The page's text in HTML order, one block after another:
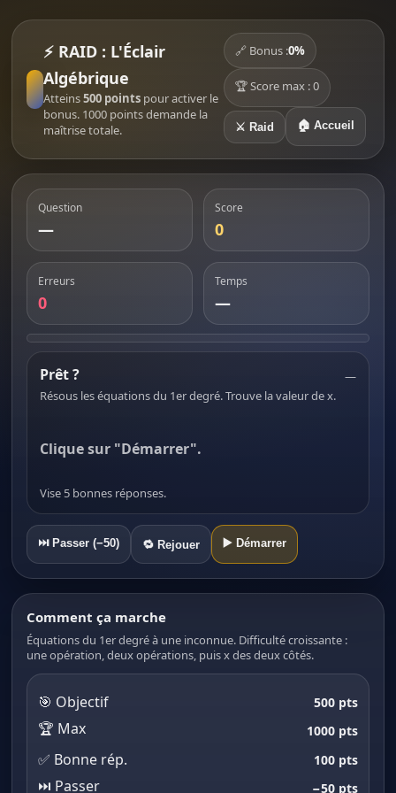
⚡ RAID : L'Éclair
Algébrique
Atteins500 points pour activer le
bonus. 1000 points demande la
maîtrise totale.
🔗 Bonus :0%
🏆 Score max : 0
⚔️ Raid 🏠 Accueil
Question
—
Score
0
Erreurs
0
Temps
—
Prêt ?
Résous les équations du 1er degré. Trouve la valeur de x.
—
Clique sur "Démarrer".
Vise 5 bonnes réponses.
⏭️ Passer (−50) 🔁 Rejouer ▶️ Démarrer
Comment ça marche
Équations du 1er degré à une inconnue. Difficulté croissante :
une opération, deux opérations, puis x des deux côtés.
🎯 Objectif 500 pts
🏆 Max 1000 pts
✅ Bonne rép. 100 pts
⏭️ Passer −50 pts